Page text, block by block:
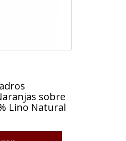
Cuadros
sobre
Lino Natural
sobre
Lino Natural